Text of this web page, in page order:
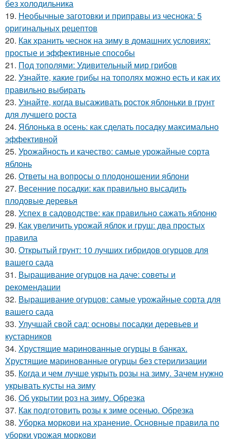
без холодильника
19. Необычные заготовки и приправы из чеснока: 5
оригинальных рецептов
20. Как хранить чеснок на зиму в домашних условиях:
простые и эффективные способы
21. Под тополями: Удивительный мир грибов
22. Узнайте, какие грибы на тополях можно есть и как их
правильно выбирать
23. Узнайте, когда высаживать росток яблоньки в грунт
для лучшего роста
24. Яблонька в осень: как сделать посадку максимально
эффективной
25. Урожайность и качество: самые урожайные сорта
яблонь
26. Ответы на вопросы о плодоношении яблони
27. Весенние посадки: как правильно высадить
плодовые деревья
28. Успех в садоводстве: как правильно сажать яблоню
29. Как увеличить урожай яблок и груш: два простых
правила
30. Открытый грунт: 10 лучших гибридов огурцов для
вашего сада
31. Выращивание огурцов на даче: советы и
рекомендации
32. Выращивание огурцов: самые урожайные сорта для
вашего сада
33. Улучшай свой сад: основы посадки деревьев и
кустарников
34. Хрустящие маринованные огурцы в банках.
Хрустящие маринованные огурцы без стерилизации
35. Когда и чем лучше укрыть розы на зиму. Зачем нужно
укрывать кусты на зиму
36. Об укрытии роз на зиму. Обрезка
37. Как подготовить розы к зиме осенью. Обрезка
38. Уборка моркови на хранение. Основные правила по
уборки урожая моркови